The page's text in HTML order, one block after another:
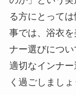
る方にとって
事では、浴衣
ナー選びについ
適切なインナ
く過ごしましょ